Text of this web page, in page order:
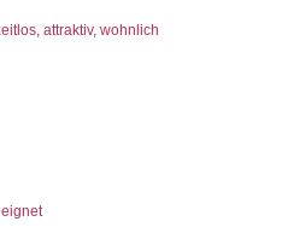
, attraktiv, wohnlich